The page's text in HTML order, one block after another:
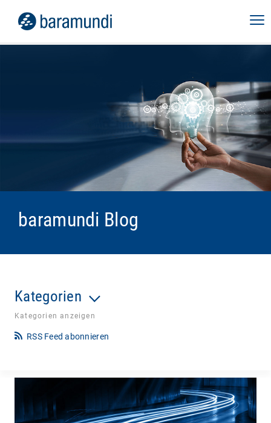
baramundi Blog
Kategorien
Kategorien anzeigen
RSS Feed abonnieren